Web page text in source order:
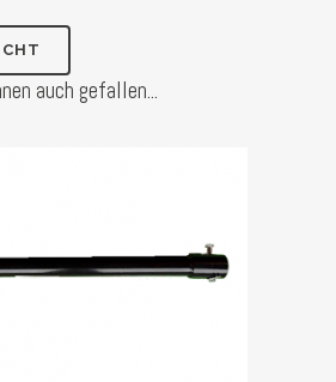
auch gefallen...